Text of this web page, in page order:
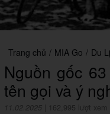
Trang chủ / MIA Go / Du
Nguồn gốc
tên gọi và ý
11.02.2025 162,995 lượt xem